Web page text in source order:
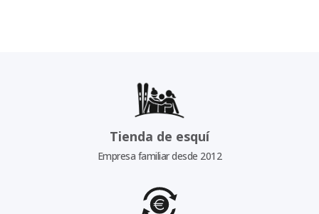
Tienda de esquí
Empresa familiar desde 2012